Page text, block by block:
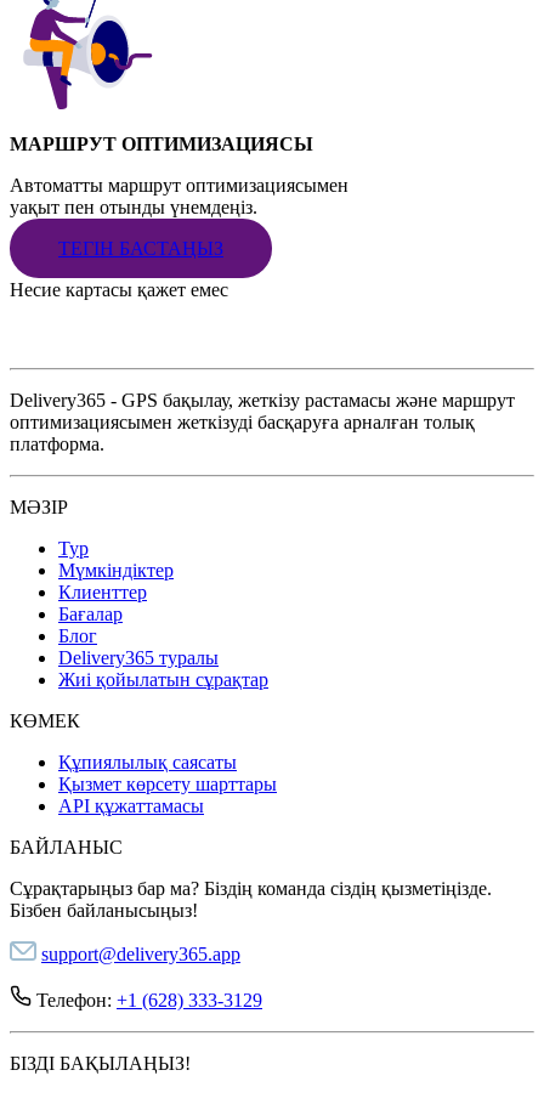
МАРШРУТ ОПТИМИЗАЦИЯСЫ
Автоматты маршрут оптимизациясымен
уақыт пен отынды үнемдеңіз.
ТЕГІН БАСТАҢЫЗ
Несие картасы қажет емес
Delivery365 - GPS бақылау, жеткізу растамасы және маршрут
оптимизациясымен жеткізуді басқаруға арналған толық
платформа.
МӘЗІР
Тур
Мүмкіндіктер
Клиенттер
Бағалар
Блог
Delivery365 туралы
Жиі қойылатын сұрақтар
КӨМЕК
Құпиялылық саясаты
Қызмет көрсету шарттары
API құжаттамасы
БАЙЛАНЫС
Сұрақтарыңыз бар ма? Біздің команда сіздің қызметіңізде.
Бізбен байланысыңыз!
support@delivery365.app
Телефон: +1 (628) 333-3129
БІЗДІ БАҚЫЛАҢЫЗ!